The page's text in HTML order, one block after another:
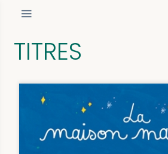
TITRES